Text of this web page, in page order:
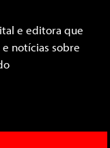
e editora que
notícias sobre